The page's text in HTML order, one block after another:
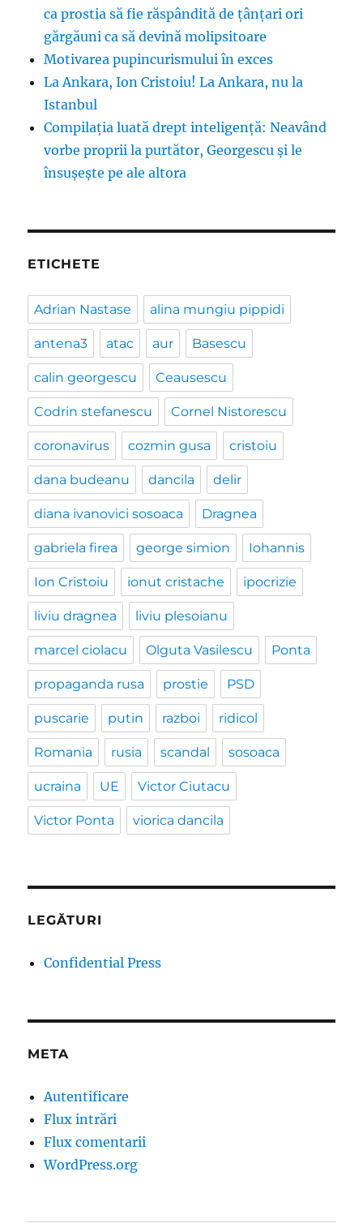
ca prostia să fie răspândită de țânțari ori
gărgăuni ca să devină molipsitoare
Motivarea pupincurismului în exces
La Ankara, Ion Cristoiu! La Ankara, nu la
Istanbul
Compilația luată drept inteligență: Neavând
vorbe proprii la purtător, Georgescu și le
însușește pe ale altora
ETICHETE
Adrian Nastase alina mungiu pippidi
antena3 atac aur Basescu
calin georgescu Ceausescu
Codrin stefanescu Cornel Nistorescu
coronavirus cozmin gusa cristoiu
dana budeanu dancila delir
diana ivanovici sosoaca Dragnea
gabriela firea george simion Iohannis
Ion Cristoiu ionut cristache ipocrizie
liviu dragnea liviu plesoianu
marcel ciolacu Olguta Vasilescu Ponta
propaganda rusa prostie PSD
puscarie putin razboi ridicol
Romania rusia scandal sosoaca
ucraina UE Victor Ciutacu
Victor Ponta viorica dancila
LEGĂTURI
Confidential Press
META
Autentificare
Flux intrări
Flux comentarii
WordPress.org